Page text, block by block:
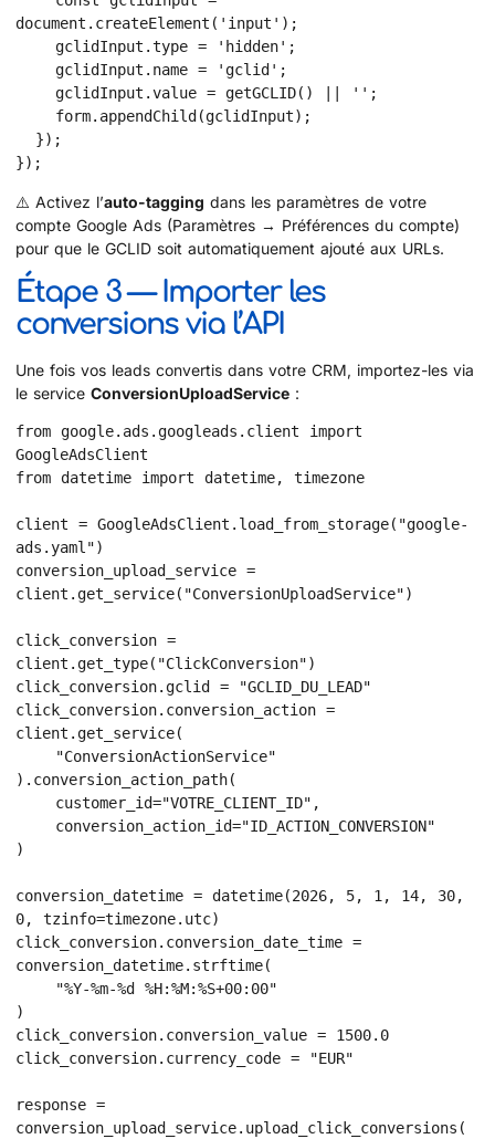
document.createElement('input');
});
⚠️ Activez l’auto-tagging dans les paramètres de votre
compte Google Ads (Paramètres → Préférences du compte)
pour que le GCLID soit automatiquement ajouté aux URLs.
Étape 3 — Importer les
conversions via l’API
Une fois vos leads convertis dans votre CRM, importez-les via
le service ConversionUploadService :
from google.ads.googleads.client import
GoogleAdsClient
from datetime import datetime, timezone
client = GoogleAdsClient.load_from_storage("google-
ads.yaml")
conversion_upload_service =
client.get_service("ConversionUploadService")
click_conversion =
client.get_type("ClickConversion")
click_conversion.gclid = "GCLID_DU_LEAD"
click_conversion.conversion_action =
client.get_service(
).conversion_action_path(
)
conversion_datetime = datetime(2026, 5, 1, 14, 30,
0, tzinfo=timezone.utc)
click_conversion.conversion_date_time =
conversion_datetime.strftime(
)
click_conversion.conversion_value = 1500.0
click_conversion.currency_code = "EUR"
response =
conversion_upload_service.upload_click_conversions(